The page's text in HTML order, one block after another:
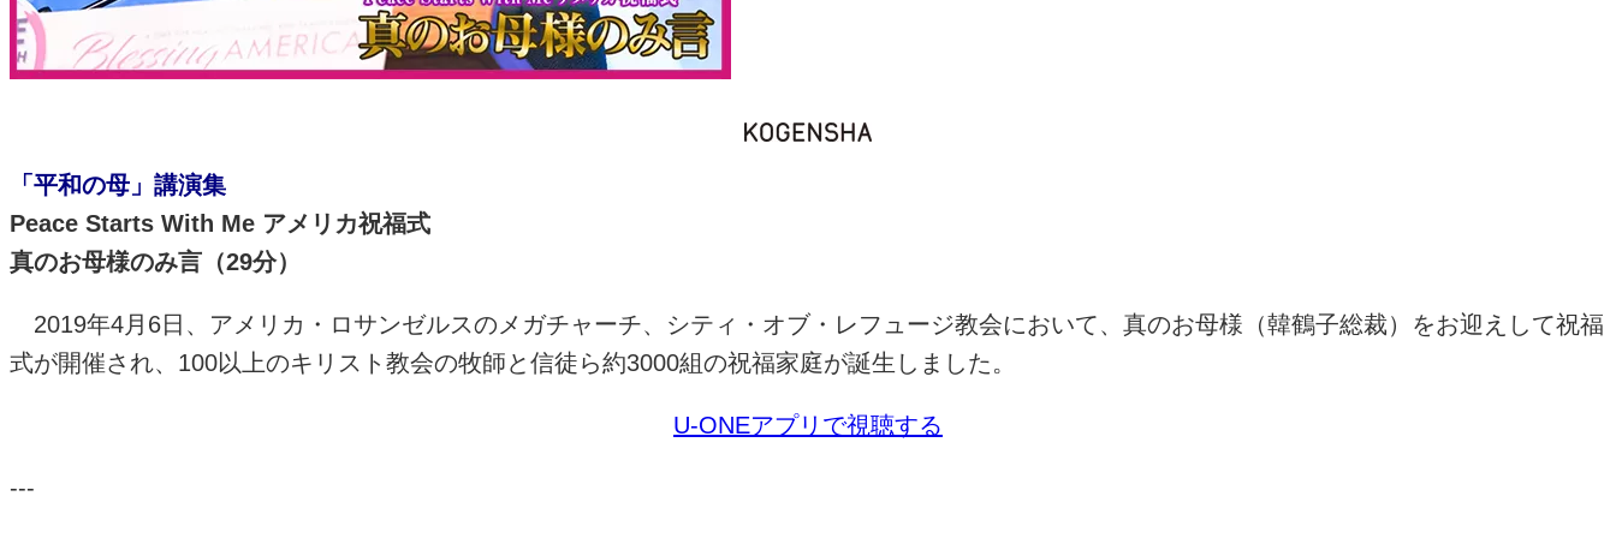
「平和の母」講演集
Peace Starts With Me アメリカ祝福式
真のお母様のみ言（29分）
2019年4月 6日、アメリカ・ロサンゼルスのメガチャーチ、シティ・オブ・レフュージ教会において、真のお母様（韓鶴子総裁）をお迎えして祝福
式が開催され、 100以上のキリスト教会の牧師と信徒ら約3000組の祝福家庭が誕生しました。
U-ONEアプリで視聴する
---